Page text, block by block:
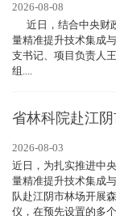
2026-08-08
近日，结合中央财
量精准提升技术集成
支书记、项目负责人
组....
省林科院赴江
2026-08-03
近日，为扎实推进中
量精准提升技术集成
队赴江阴市林场开展
仪，在预先设置的多